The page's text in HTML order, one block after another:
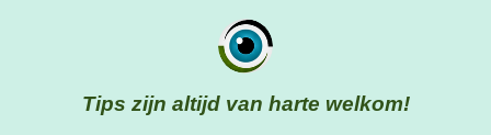
Tips zijn altijd van harte welkom!